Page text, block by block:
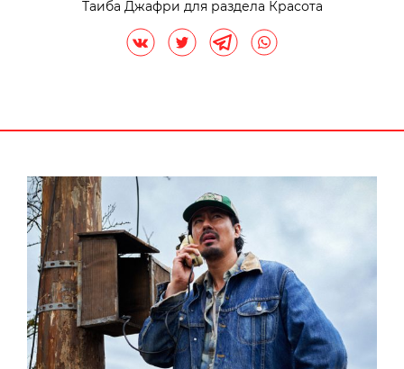
Таиба Джафри для раздела Красота